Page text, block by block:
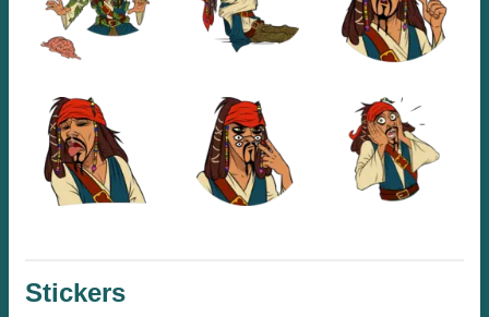
Stickers